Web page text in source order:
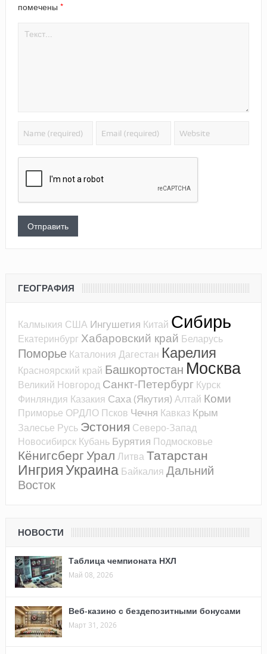
помечены *
ГЕОГРАФИЯ
Калмыкия США Ингушетия Китай Сибирь
Екатеринбург Хабаровский край Беларусь
Поморье Каталония Дагестан Карелия
Красноярский край Башкортостан Москва
Великий Новгород Санкт-Петербург Курск
Финляндия Казакия Саха (Якутия) Алтай Коми
Приморье ОРДЛО Псков Чечня Кавказ Крым
Залесье Русь Эстония Северо-Запад
Новосибирск Кубань Бурятия Подмосковье
Кёнигсберг Урал ЛитваТатарстан
ИнгрияУкраина Байкалия Дальний
Восток
НОВОСТИ
Таблица чемпионата НХЛ
Май 08, 2026
Веб-казино с бездепозитными бонусами
Март 31, 2026